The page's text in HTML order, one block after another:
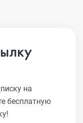
на
бесплатную